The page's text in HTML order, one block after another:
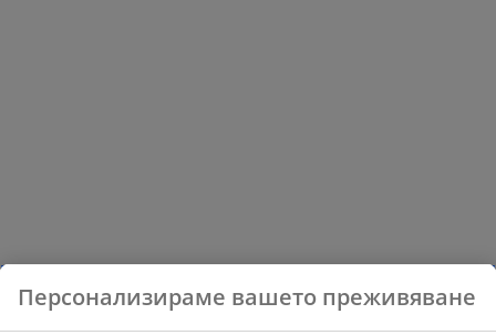
Персонализираме вашето преживяване